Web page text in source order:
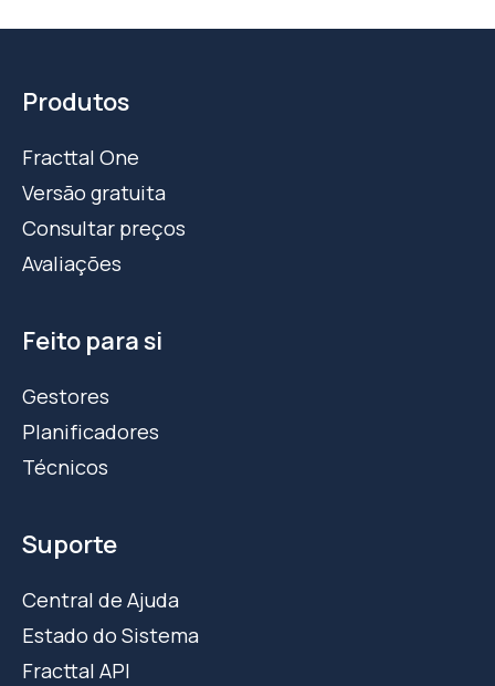
Produtos
Fracttal One
Versão gratuita
Consultar preços
Avaliações
Feito para si
Gestores
Planificadores
Técnicos
Suporte
Central de Ajuda
Estado do Sistema
Fracttal API